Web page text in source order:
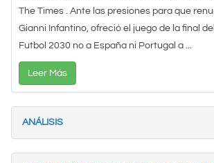
The Times . Ante las presiones para que
Gianni Infantino, ofreció el juego de la final
Futbol 2030 no a España ni Portugal a ...
Leer Más
ANÁLISIS